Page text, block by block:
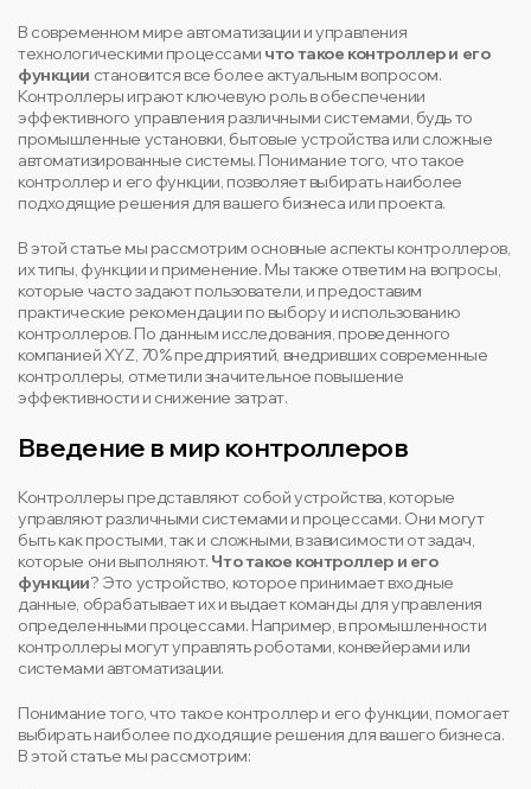
В современном мире автоматизации и управления
технологическими процессами что такое контроллер и его
функции становится все более актуальным вопросом.
Контроллеры играют ключевую роль в обеспечении
эффективного управления различными системами, будь то
промышленные установки, бытовые устройства или сложные
автоматизированные системы. Понимание того, что такое
контроллер и его функции, позволяет выбирать наиболее
подходящие решения для вашего бизнеса или проекта.
В этой статье мы рассмотрим основные аспекты контроллеров,
их типы, функции и применение. Мы также ответим на вопросы,
которые часто задают пользователи, и предоставим
практические рекомендации по выбору и использованию
контроллеров. По данным исследования, проведенного
компанией XYZ, 70% предприятий, внедривших современные
контроллеры, отметили значительное повышение
эффективности и снижение затрат.
Введение в мир контроллеров
Контроллеры представляют собой устройства, которые
управляют различными системами и процессами. Они могут
быть как простыми, так и сложными, в зависимости от задач,
которые они выполняют. Что такое контроллер и его
функции? Это устройство, которое принимает входные
данные, обрабатывает их и выдает команды для управления
определенными процессами. Например, в промышленности
контроллеры могут управлять роботами, конвейерами или
системами автоматизации.
Понимание того, что такое контроллер и его функции, помогает
выбирать наиболее подходящие решения для вашего бизнеса.
В этой статье мы рассмотрим: